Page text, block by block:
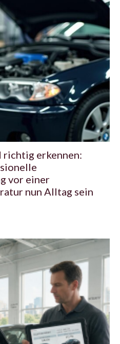
richtig erkennen:
vor einer
nun Alltag sein